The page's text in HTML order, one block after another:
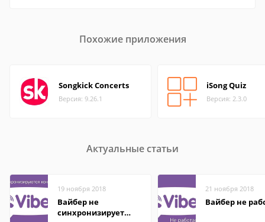
Похожие приложения
Songkick Concerts
Версия: 9.26.1
iSong Quiz
Версия: 2.3.0
Актуальные статьи
19 ноября 2018
Вайбер не
синхронизирует
21 ноября 2018
Вайбер не